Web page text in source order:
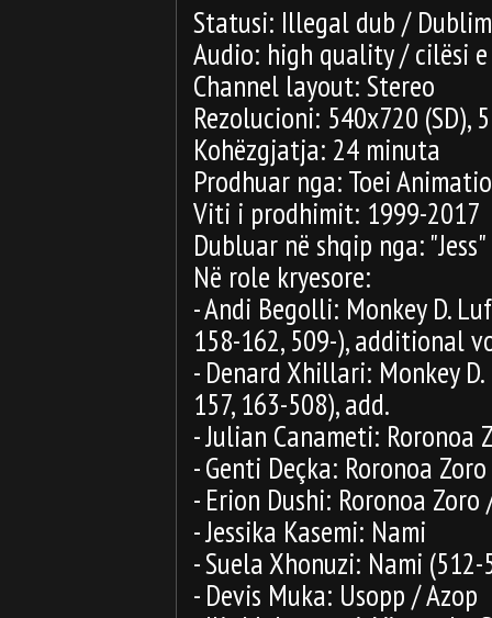
Statusi: Illegal dub /
Audio: high quality / cilësi
Channel layout: Stereo
Rezolucioni: 540x720 (SD),
Kohëzgjatja: 24 minuta
Prodhuar nga: Toei
Viti i prodhimit: 1999-2017
Dubluar në shqip nga:
Në role kryesore:
- Andi Begolli: Monkey D.
158-162, 509-), additional
- Denard Xhillari: Monkey
157, 163-508), add.
- Julian Canameti: Roronoa
- Genti Deçka: Roronoa
- Erion Dushi: Roronoa
- Jessika Kasemi: Nami
- Suela Xhonuzi: Nami (512-
- Devis Muka: Usopp / Azop